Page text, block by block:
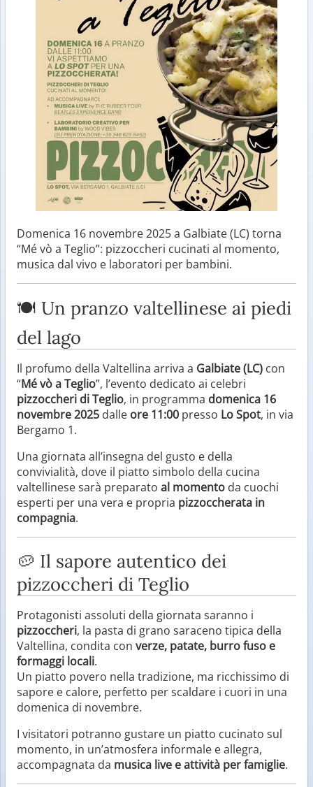
Domenica 16 novembre 2025 a Galbiate (LC) torna
“Mé vò a Teglio”: pizzoccheri cucinati al momento,
musica dal vivo e laboratori per bambini.
🍽️ Un pranzo valtellinese ai piedi
del lago
Il profumo della Valtellina arriva a Galbiate (LC) con
“Mé vò a Teglio”, l’evento dedicato ai celebri
pizzoccheri di Teglio, in programma domenica 16
novembre 2025 dalle ore 11:00 presso Lo Spot, in via
Bergamo 1.
Una giornata all’insegna del gusto e della
convivialità, dove il piatto simbolo della cucina
valtellinese sarà preparato al momento da cuochi
esperti per una vera e propria pizzoccherata in
compagnia.
🥔 Il sapore autentico dei
pizzoccheri di Teglio
Protagonisti assoluti della giornata saranno i
pizzoccheri, la pasta di grano saraceno tipica della
Valtellina, condita con verze, patate, burro fuso e
formaggi locali.
Un piatto povero nella tradizione, ma ricchissimo di
sapore e calore, perfetto per scaldare i cuori in una
domenica di novembre.
I visitatori potranno gustare un piatto cucinato sul
momento, in un’atmosfera informale e allegra,
accompagnata da musica live e attività per famiglie.